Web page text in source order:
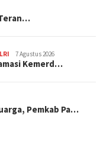
7 Agustus 2026
Kemerd…
Pemkab Pa…